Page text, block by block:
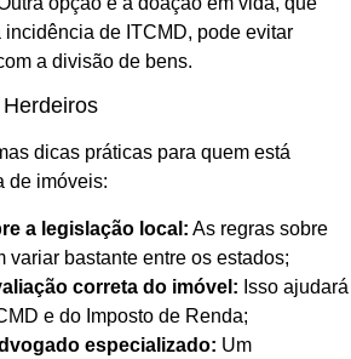
incidência de ITCMD, pode evitar
a divisão de bens.
dicas práticas para quem está
de imóveis:
a legislação local: As regras sobre
variar bastante entre os estados;
correta do imóvel: Isso ajudará
e do Imposto de Renda;
especializado: Um